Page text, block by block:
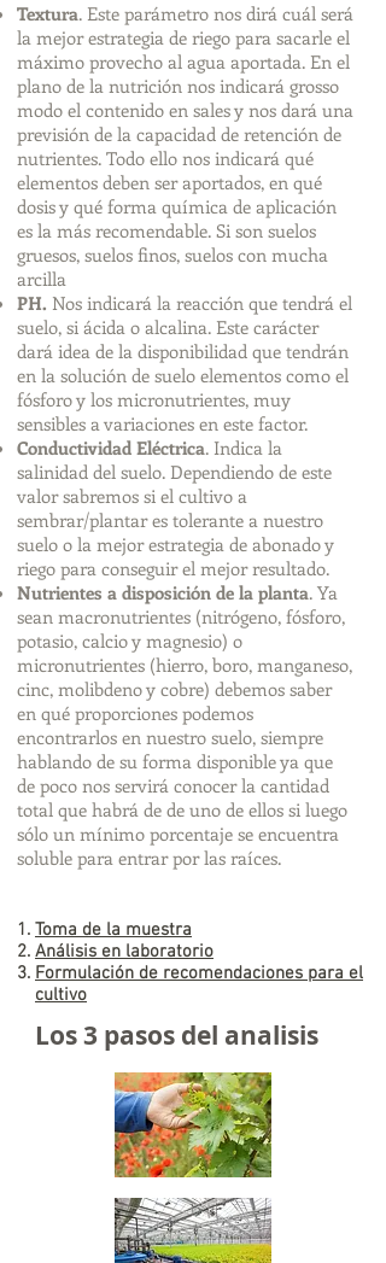
Textura. Este parámetro nos dirá cuál será
la mejor estrategia de riego para sacarle el
máximo provecho al agua aportada. En el
plano de la nutrición nos indicará grosso
modo el contenido en sales y nos dará una
previsión de la capacidad de retención de
nutrientes. Todo ello nos indicará qué
elementos deben ser aportados, en qué
dosis y qué forma química de aplicación
es la más recomendable. Si son suelos
gruesos, suelos finos, suelos con mucha
arcilla
PH. Nos indicará la reacción que tendrá el
suelo, si ácida o alcalina. Este carácter
dará idea de la disponibilidad que tendrán
en la solución de suelo elementos como el
fósforo y los micronutrientes, muy
sensibles a variaciones en este factor.
Conductividad Eléctrica. Indica la
salinidad del suelo. Dependiendo de este
valor sabremos si el cultivo a
sembrar/plantar es tolerante a nuestro
suelo o la mejor estrategia de abonado y
riego para conseguir el mejor resultado.
Nutrientes a disposición de la planta. Ya
sean macronutrientes (nitrógeno, fósforo,
potasio, calcio y magnesio) o
micronutrientes (hierro, boro, manganeso,
cinc, molibdeno y cobre) debemos saber
en qué proporciones podemos
encontrarlos en nuestro suelo, siempre
hablando de su forma disponible ya que
de poco nos servirá conocer la cantidad
total que habrá de de uno de ellos si luego
sólo un mínimo porcentaje se encuentra
soluble para entrar por las raíces.
Toma de la muestra
Análisis en laboratorio
Formulación de recomendaciones para el
cultivo
Los 3 pasos del analisis